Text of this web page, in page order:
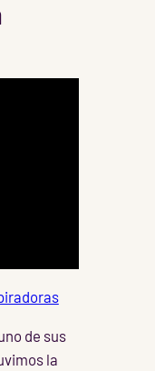
de sus
la